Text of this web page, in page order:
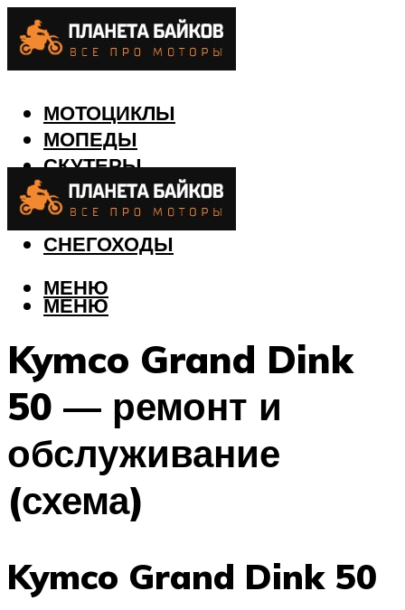
МОТОЦИКЛЫ
МОПЕДЫ
СКУТЕРЫ
КВАДРОЦИКЛЫ
ЛОДКИ
СНЕГОХОДЫ
МЕНЮ
МЕНЮ
Kymco Grand Dink
50 — ремонт и
обслуживание
(схема)
Kymco Grand Dink 50